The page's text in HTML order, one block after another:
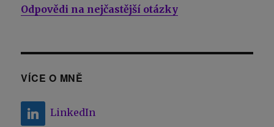
Odpovědi na nejčastější otázky
VÍCE O MNĚ
LinkedIn